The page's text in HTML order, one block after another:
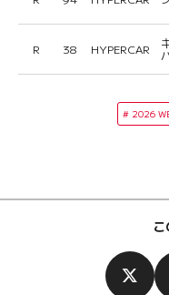
R 38 HYPERCAR
2026